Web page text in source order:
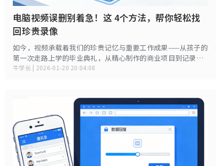
电脑视频误删别着急！这 4个方法，帮你轻松找
回珍贵录像
如今，视频承载着我们的珍贵记忆与重要工作成果——从孩子的
第一次走路上学的毕业典礼，从精心制作的商业项目到记录生
活的日常片段。当这些视频文件不小心被删除时，那种失落感
牛学长 | 2026-01-20 20:04:08